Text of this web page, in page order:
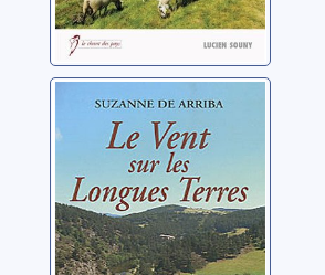
Le vent sur les
Longues Terres
Arriba, Suzanne de